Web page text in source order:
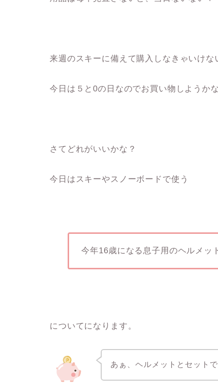
来週のスキーに備えて購入しなきゃいけな
今日は５と0の日なのでお買い物しようか
さてどれがいいかな？
今日はスキーやスノーボードで使う
今年16歳になる息子用のヘルメッ
についてになります。
あぁ、ヘルメットとセット